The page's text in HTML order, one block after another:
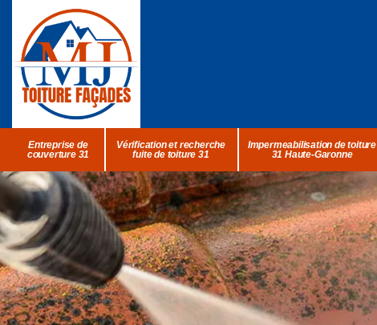
Entreprise de
couverture 31
Vérification et recherche
fuite de toiture 31
Impermeabilisation de toiture
31 Haute-Garonne